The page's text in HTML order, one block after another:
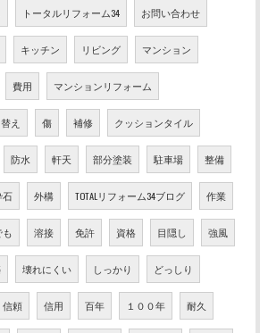
トータルリフォーム34 お問い合わせ
キッチン リビング マンション
費用 マンションリフォーム
え 傷 補修 クッションタイル
防水 軒天 部分塗装 駐車場 整備
石 外構 TOTALリフォーム34ブログ 作業
溶接 免許 資格 目隠し 強風
壊れにくい しっかり どっしり
信頼 信用 百年 １００年 耐久